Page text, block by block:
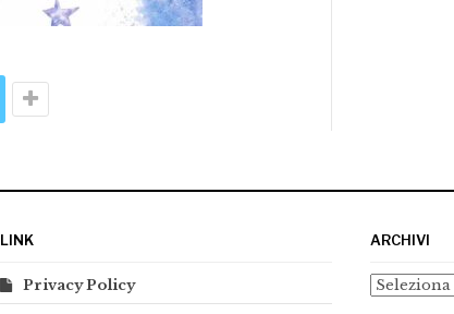
LINK
Privacy Policy
ARCHIVI
Archivi